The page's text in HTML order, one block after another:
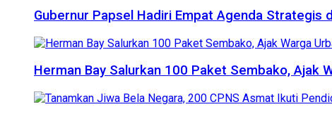
Gubernur Papsel Hadiri Empat Agenda
Herman Bay Salurkan 100 Paket Sembako, Ajak